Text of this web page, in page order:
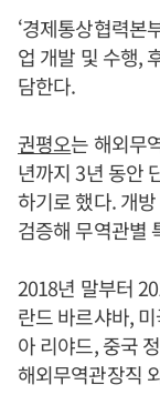
‘경제통상협력본
업 개발 및 수행,
담한다.
권평오는 해외무
년까지 3년 동안
하기로 했다. 개
검증해 무역관별
2018년 말부터
란드 바르샤바,
아 리야드, 중국
해외무역관장직